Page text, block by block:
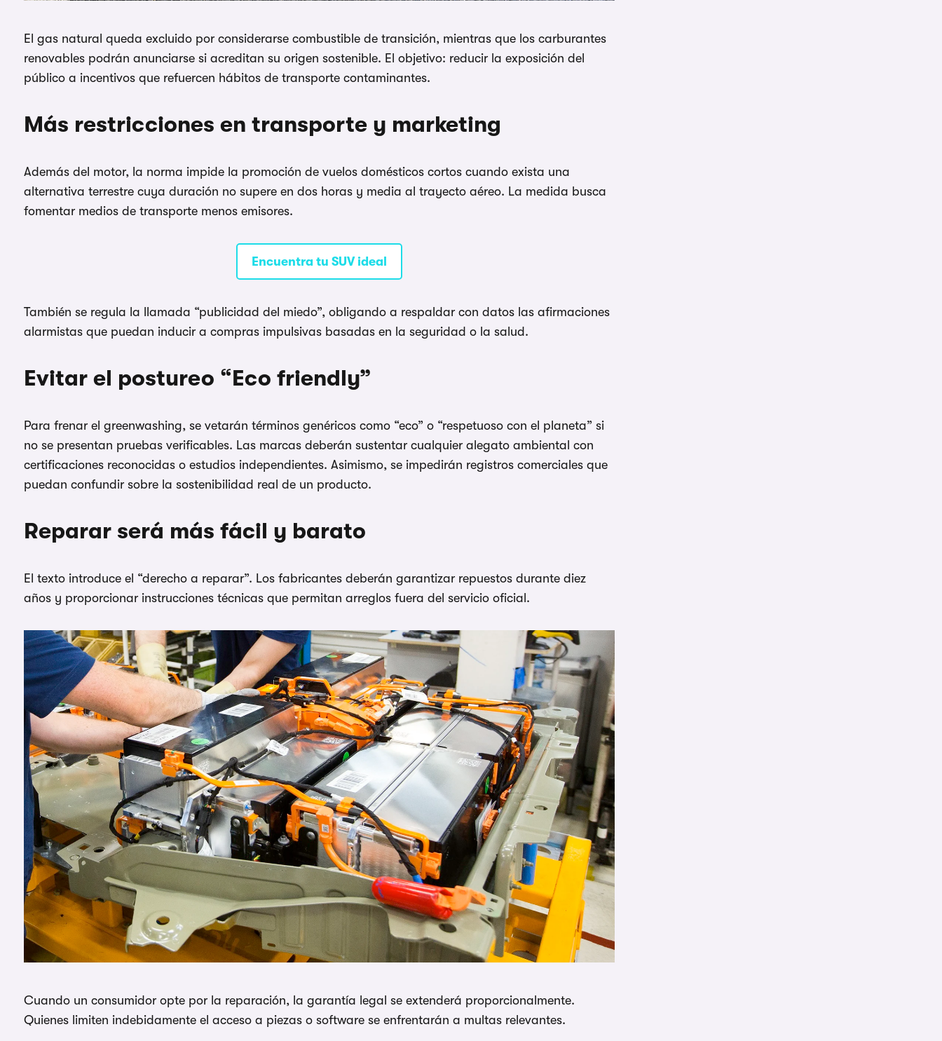
El gas natural queda excluido por considerarse combustible de transición, mientras que los carburantes
renovables podrán anunciarse si acreditan su origen sostenible. El objetivo: reducir la exposición del
público a incentivos que refuercen hábitos de transporte contaminantes.
Más restricciones en transporte y marketing
Además del motor, la norma impide la promoción de vuelos domésticos cortos cuando exista una
alternativa terrestre cuya duración no supere en dos horas y media al trayecto aéreo. La medida busca
fomentar medios de transporte menos emisores.
Encuentra tu SUV ideal
También se regula la llamada “publicidad del miedo”, obligando a respaldar con datos las afirmaciones
alarmistas que puedan inducir a compras impulsivas basadas en la seguridad o la salud.
Evitar el postureo “Eco friendly”
Para frenar el greenwashing, se vetarán términos genéricos como “eco” o “respetuoso con el planeta” si
no se presentan pruebas verificables. Las marcas deberán sustentar cualquier alegato ambiental con
certificaciones reconocidas o estudios independientes. Asimismo, se impedirán registros comerciales que
puedan confundir sobre la sostenibilidad real de un producto.
Reparar será más fácil y barato
El texto introduce el “derecho a reparar”. Los fabricantes deberán garantizar repuestos durante diez
años y proporcionar instrucciones técnicas que permitan arreglos fuera del servicio oficial.
Cuando un consumidor opte por la reparación, la garantía legal se extenderá proporcionalmente.
Quienes limiten indebidamente el acceso a piezas o software se enfrentarán a multas relevantes.